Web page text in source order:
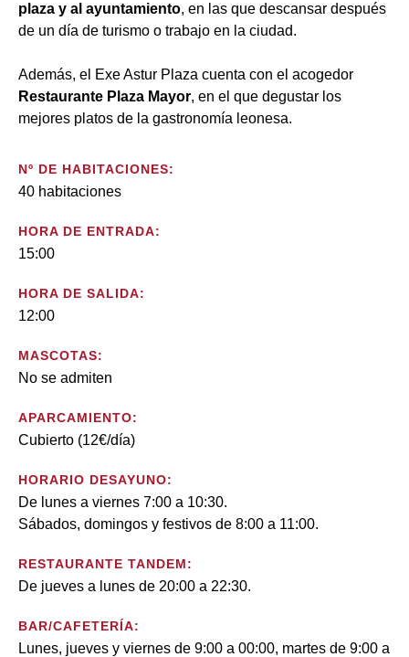
plaza y al ayuntamiento, en las que descansar después
de un día de turismo o trabajo en la ciudad.
Además, el Exe Astur Plaza cuenta con el acogedor
Restaurante Plaza Mayor, en el que degustar los
mejores platos de la gastronomía leonesa.
Nº DE HABITACIONES:
40 habitaciones
HORA DE ENTRADA:
15:00
HORA DE SALIDA:
12:00
MASCOTAS:
No se admiten
APARCAMIENTO:
Cubierto (12€/día)
HORARIO DESAYUNO:
De lunes a viernes 7:00 a 10:30.
Sábados, domingos y festivos de 8:00 a 11:00.
RESTAURANTE TANDEM:
De jueves a lunes de 20:00 a 22:30.
BAR/CAFETERÍA:
Lunes, jueves y viernes de 9:00 a 00:00, martes de 9:00 a